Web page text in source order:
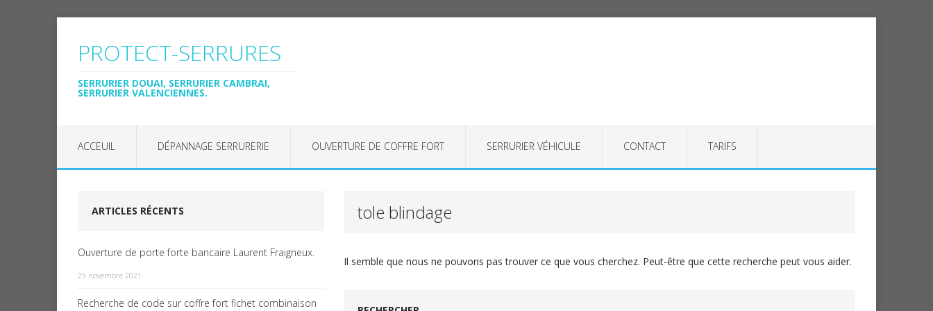
PROTECT-SERRURES
SERRURIER DOUAI, SERRURIER CAMBRAI,
SERRURIER VALENCIENNES.
ACCEUIL DÉPANNAGE SERRURERIE OUVERTURE DE COFFRE FORT SERRURIER VÉHICULE CONTACT TARIFS
tole blindage
Il semble que nous ne pouvons pas trouver ce que vous cherchez. Peut-être que cette recherche peut vous aider.
ARTICLES RÉCENTS
Ouverture de porte forte bancaire Laurent Fraigneux.
29 novembre 2021
Recherche de code sur coffre fort fichet combinaison